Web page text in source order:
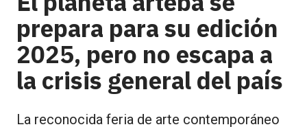
prepara para su edición
2025, pero no escapa a
la crisis general del país
La reconocida feria de arte contemporáneo